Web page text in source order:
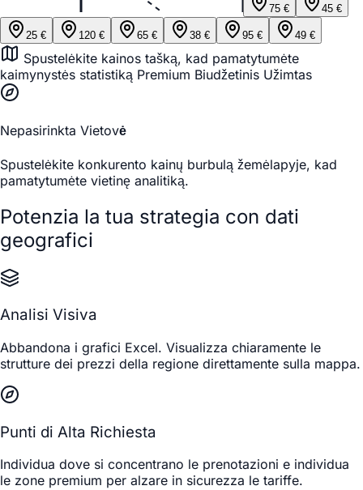
75 € 45 €
25 € 120 € 65 € 38 € 95 € 49 €
Spustelėkite kainos tašką, kad pamatytumėte
kaimynystės statistiką Premium Biudžetinis Užimtas
Nepasirinkta Vietovė
Spustelėkite konkurento kainų burbulą žemėlapyje, kad
pamatytumėte vietinę analitiką.
Potenzia la tua strategia con dati
geografici
Analisi Visiva
Abbandona i grafici Excel. Visualizza chiaramente le
strutture dei prezzi della regione direttamente sulla mappa.
Punti di Alta Richiesta
Individua dove si concentrano le prenotazioni e individua
le zone premium per alzare in sicurezza le tariffe.